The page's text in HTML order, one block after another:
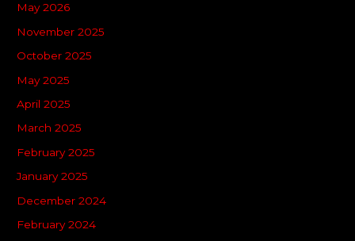
May 2026
November 2025
October 2025
May 2025
April 2025
March 2025
February 2025
January 2025
December 2024
February 2024